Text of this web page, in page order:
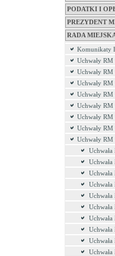
PODATKI I
PREZYDENT
RADA
Komunikaty
Uchwały
Uchwały
Uchwały
Uchwały
Uchwały
Uchwały
Uchwały
Uchwały